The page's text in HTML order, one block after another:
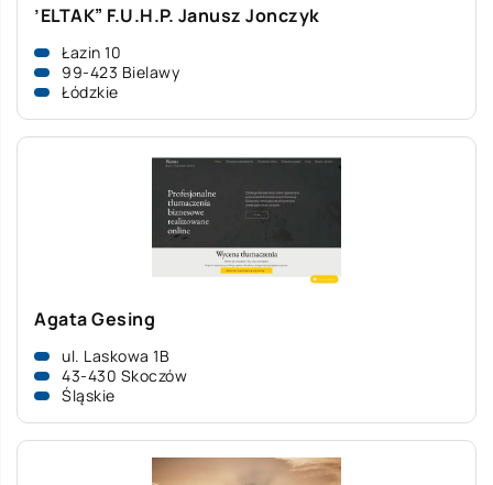
’ELTAK” F.U.H.P. Janusz Jonczyk
Łazin 10
99-423 Bielawy
Łódzkie
Agata Gesing
ul. Laskowa 1B
43-430 Skoczów
Śląskie